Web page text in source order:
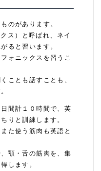
のがあります。
ス）と呼ばれ、ネイ
ると習います。
ォニックスを習うこ
ことも話すことも、
間計１０時間で、英
りと訓練します。
た使う筋肉も英語と
顎・舌の筋肉を、集
します。